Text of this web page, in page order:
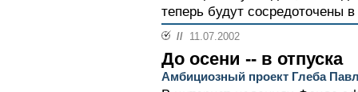
теперь будут сосредоточены
// 11.07.2002
До осени -- в отпуска
Амбициозный проект Глеба